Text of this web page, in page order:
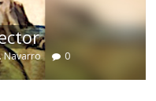
Un vergel en
nostalgia
12 octubre, 2024